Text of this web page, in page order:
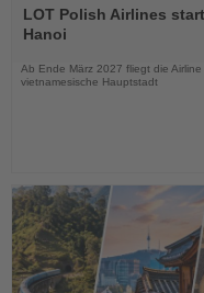
Sie
die
LOT Polish Airlines
Hanoi
Ab Ende März 2027 fliegt die
vietnamesische Hauptstadt